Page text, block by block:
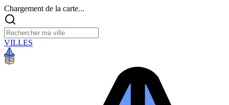
Chargement de la carte...
VILLES